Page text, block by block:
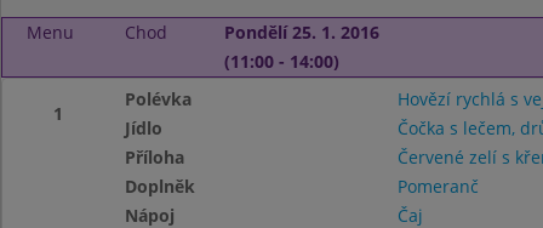
Menu Chod
Pondělí 25. 1. 2016
(11:00 - 14:00)
1
Polévka
Hovězí rychlá s
Jídlo
Čočka s lečem,
Příloha
Červené zelí s
Doplněk
Pomeranč
Nápoj
Čaj